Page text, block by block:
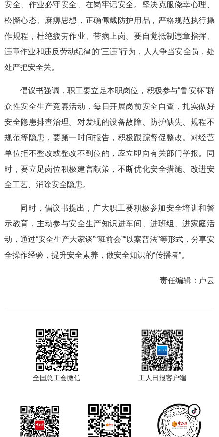
安全、作业必守安全、在岗牢记安全。坚决克服侥幸心理、
松懈心态、麻痹思想，正确佩戴防护用品，严格规范执行操
作规程，杜绝疲劳作业、带病上岗。要自觉抵制违章指挥、
违章作业和违反劳动纪律的“三违”行为，人人争当安全员，处
处严把安全关。
倡议书强调，职工要立足本职岗位，积极参与“鲁安杯”群
众性安全生产竞赛活动，每日开展岗前安全自查，扎实做好
安全隐患排查治理。对发现的设备故障、防护缺失、规程不
规范等隐患，要第一时间报告，积极跟踪督促整改。对经营
单位拒不整改或整改不到位的，应立即向有关部门举报。同
时，要立足岗位积极建言献策，不断优化安全措施、改进安
全工艺、消除安全隐患。
同时，倡议书提出，广大职工要积极参加安全培训和警
示教育，主动参与安全生产知识进车间、进班组、进家庭活
动，通过“安全生产大家谈”“班前会”“以案普法”等形式，分享安
全操作经验，提升安全素养，做安全知识的“传播者”。
责任编辑： 卢云
全国总工会微信 工人日报客户端